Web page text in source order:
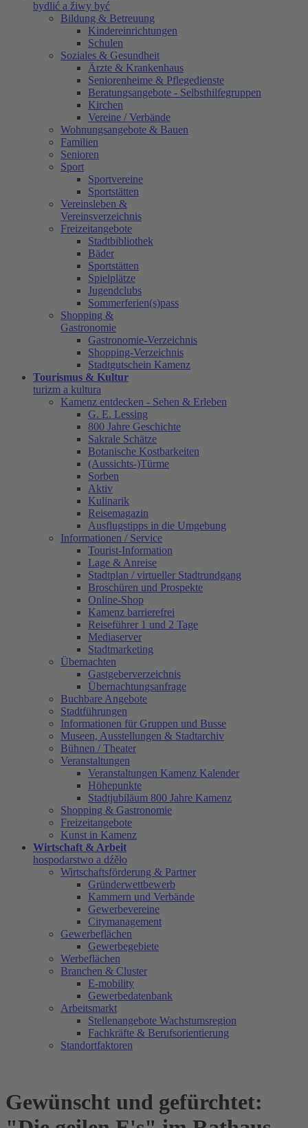
bydlić a žiwy być
Bildung & Betreuung
Kindereinrichtungen
Schulen
Soziales & Gesundheit
Ärzte & Krankenhaus
Seniorenheime & Pflegedienste
Beratungsangebote - Selbsthilfegruppen
Kirchen
Vereine / Verbände
Wohnungsangebote & Bauen
Familien
Senioren
Sport
Sportvereine
Sportstätten
Vereinsleben &
Vereinsverzeichnis
Freizeitangebote
Stadtbibliothek
Bäder
Sportstätten
Spielplätze
Jugendclubs
Sommerferien(s)pass
Shopping &
Gastronomie
Gastronomie-Verzeichnis
Shopping-Verzeichnis
Stadtgutschein Kamenz
Tourismus & Kultur
turizm a kultura
Kamenz entdecken - Sehen & Erleben
G. E. Lessing
800 Jahre Geschichte
Sakrale Schätze
Botanische Kostbarkeiten
(Aussichts-)Türme
Sorben
Aktiv
Kulinarik
Reisemagazin
Ausflugstipps in die Umgebung
Informationen / Service
Tourist-Information
Lage & Anreise
Stadtplan / virtueller Stadtrundgang
Broschüren und Prospekte
Online-Shop
Kamenz barrierefrei
Reiseführer 1 und 2 Tage
Mediaserver
Stadtmarketing
Übernachten
Gastgeberverzeichnis
Übernachtungsanfrage
Buchbare Angebote
Stadtführungen
Informationen für Gruppen und Busse
Museen, Ausstellungen & Stadtarchiv
Bühnen / Theater
Veranstaltungen
Veranstaltungen Kamenz Kalender
Höhepunkte
Stadtjubiläum 800 Jahre Kamenz
Shopping & Gastronomie
Freizeitangebote
Kunst in Kamenz
Wirtschaft & Arbeit
hospodarstwo a dźěło
Wirtschaftsförderung & Partner
Gründerwettbewerb
Kammern und Verbände
Gewerbevereine
Citymanagement
Gewerbeflächen
Gewerbegebiete
Werbeflächen
Branchen & Cluster
E-mobility
Gewerbedatenbank
Arbeitsmarkt
Stellenangebote Wachstumsregion
Fachkräfte & Berufsorientierung
Standortfaktoren
Gewünscht und gefürchtet: